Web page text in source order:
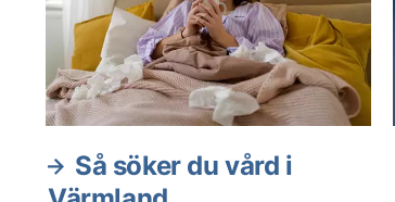
Så söker du vård i